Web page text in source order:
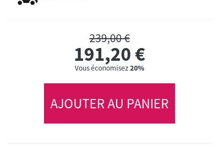
239,00 €
191,20€
Vous économisez 20%
AJOUTER AU PANIER